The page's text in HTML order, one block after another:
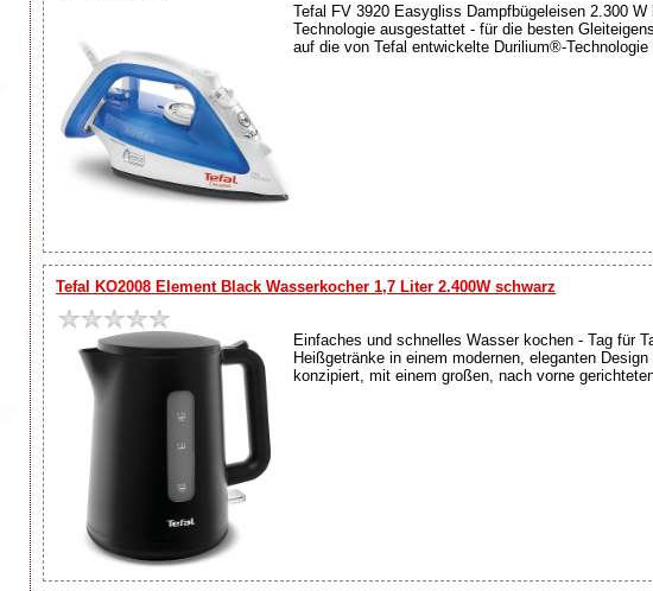
Tefal FV 3920 Easygliss Dampfbügeleisen 2.300
Technologie ausgestattet - für die besten
auf die von Tefal entwickelte Durilium®-Technologie
Tefal KO2008 Element Black Wasserkocher 1,7 Liter 2.400W schwarz
Einfaches und schnelles Wasser kochen - Tag für
Heißgetränke in einem modernen, eleganten
konzipiert, mit einem großen, nach vorne